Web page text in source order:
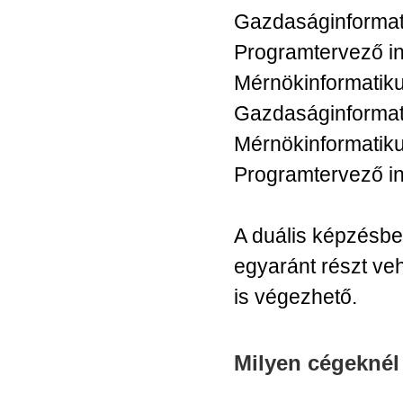
Programtervező
Programtervező
A duális
egyaránt részt
is végezhető.
Milyen